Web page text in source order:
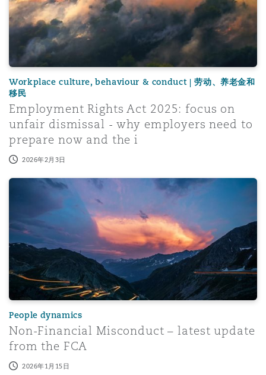
Workplace culture, behaviour & conduct | 劳动、养老金和
移民
Employment Rights Act 2025: focus on
unfair dismissal - why employers need to
prepare now and the i
2026年2月3日
Non-Financial Misconduct – latest update from the FCA
People dynamics
Non-Financial Misconduct – latest update
from the FCA
2026年1月15日